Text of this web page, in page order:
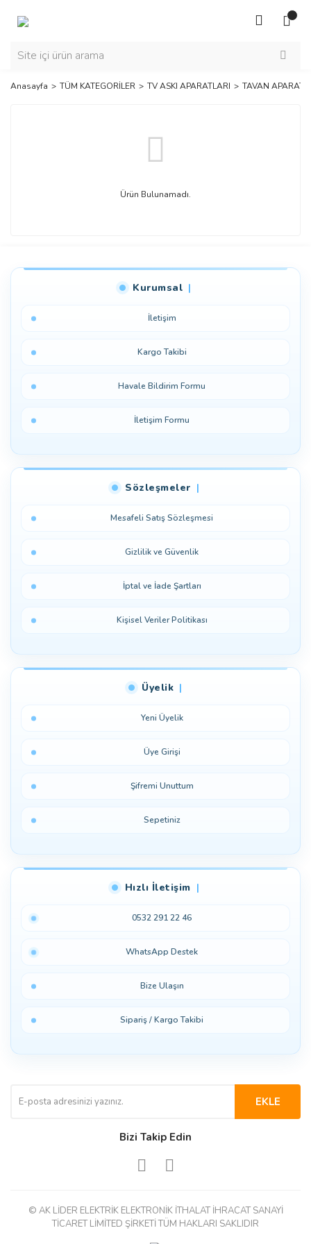
Anasayfa TÜM KATEGORİLER TV ASKI APARATLARI TAVAN
Ürün Bulunamadı.
Kurumsal
İletişim
Kargo Takibi
Havale Bildirim Formu
İletişim Formu
Sözleşmeler
Mesafeli Satış Sözleşmesi
Gizlilik ve Güvenlik
İptal ve İade Şartları
Kişisel Veriler Politikası
Üyelik
Yeni Üyelik
Üye Girişi
Şifremi Unuttum
Sepetiniz
Hızlı İletişim
0532 291 22 46
WhatsApp Destek
Bize Ulaşın
Sipariş / Kargo Takibi
EKLE
Bizi Takip Edin
© AK LİDER ELEKTRİK ELEKTRONİK İTHALAT İHRACAT SANAYİ
TİCARET LİMİTED ŞİRKETİ TÜM HAKLARI SAKLIDIR